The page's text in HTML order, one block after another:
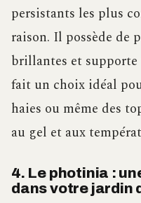
persistants les plus
raison. Il possède de
brillantes et
fait un choix idéal
haies ou même des
au gel et aux
4. Le photinia :
dans votre jardin